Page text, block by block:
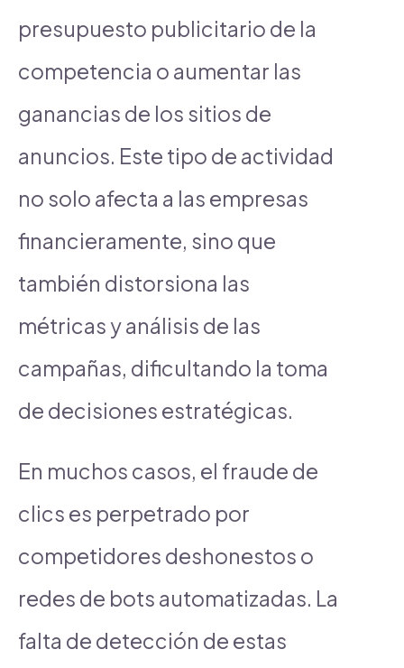
presupuesto publicitario de la
competencia o aumentar las
ganancias de los sitios de
anuncios. Este tipo de actividad
no solo afecta a las empresas
financieramente, sino que
también distorsiona las
métricas y análisis de las
campañas, dificultando la toma
de decisiones estratégicas.
En muchos casos, el fraude de
clics es perpetrado por
competidores deshonestos o
redes de bots automatizadas. La
falta de detección de estas